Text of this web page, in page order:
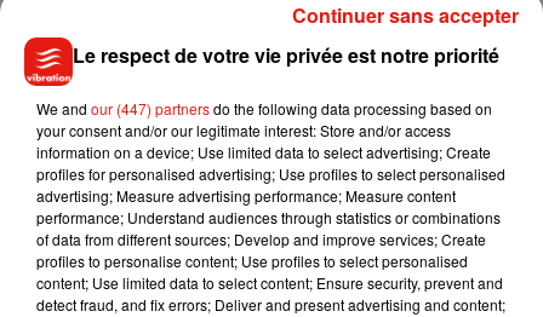
Des recettes en moins pour les clubs et
associations
Si Alexis Chenu n’a que peu d’inquiétudes pour la situation
de son entreprise, il admet quel’annulation de certains
événements va poser des problèmes.« Ces courses sont
des sources de revenus pour les organisateurs, ça permet
Le respect de votre vie privée est notre priorité
We and our (447) partnersdo the following data processing based on
your consent and/or our legitimate interest: Store and/or access
information on a device; Use limited data to select advertising; Create
profiles for personalised advertising; Use profiles to select personalised
advertising; Measure advertising performance; Measure content
performance; Understand audiences through statistics or combinations
of data from different sources; Develop and improve services; Create
profiles to personalise content; Use profiles to select personalised
content; Use limited data to select content; Ensure security, prevent and
detect fraud, and fix errors; Deliver and present advertising and content;
Continuer sans accepter